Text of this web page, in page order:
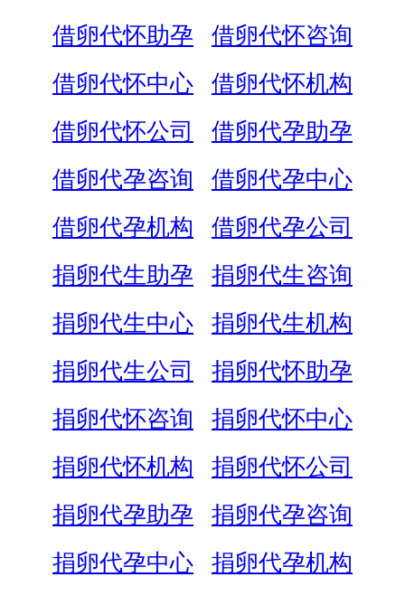
借卵代怀助孕
借卵代怀咨询
借卵代怀中心
借卵代怀机构
借卵代怀公司
借卵代孕助孕
借卵代孕咨询
借卵代孕中心
借卵代孕机构
借卵代孕公司
捐卵代生助孕
捐卵代生咨询
捐卵代生中心
捐卵代生机构
捐卵代生公司
捐卵代怀助孕
捐卵代怀咨询
捐卵代怀中心
捐卵代怀机构
捐卵代怀公司
捐卵代孕助孕
捐卵代孕咨询
捐卵代孕中心
捐卵代孕机构